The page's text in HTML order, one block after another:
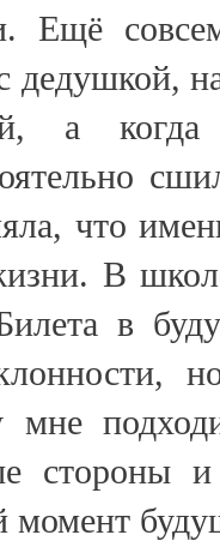
Ещё
дедушкой,
а
что
В
в
мне
стороны
момент